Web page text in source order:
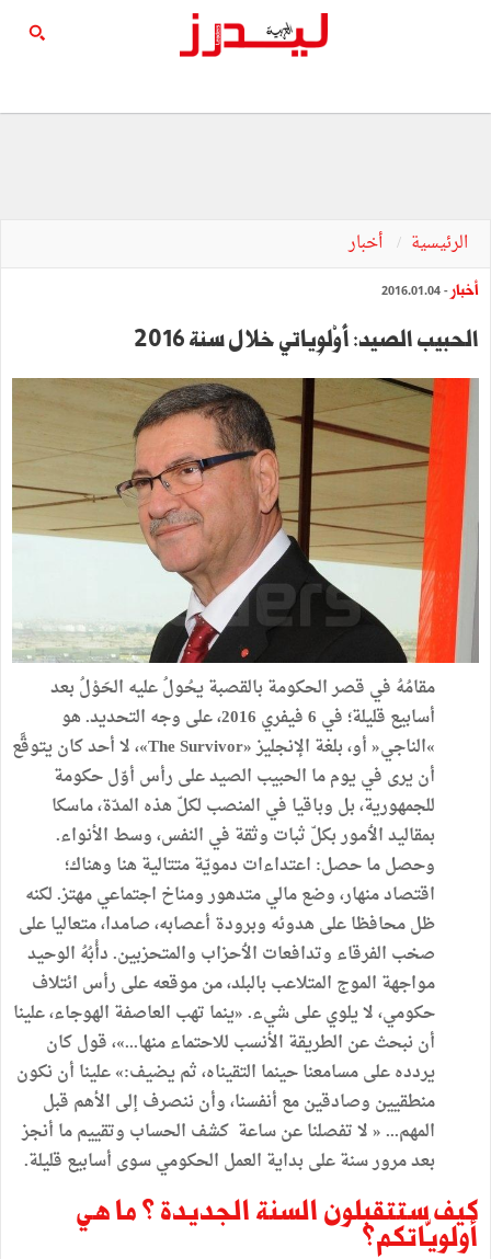
الرئيسية أخبار
أخبار - 2016.01.04
الحبيب الصيد: أًوْلوِياتي خلال سنة 2016
مقامُهُ في قصر الحكومة بالقصبة يحُولُ عليه الحَوْلُ بعد
أسابيع قليلة؛ في 6 فيفري 2016، على وجه التحديد. هو
»الناجي« أو، بلغة الإنجليز «The Survivor»، لا أحد كان يتوقَّع
أن يرى في يوم ما الحبيب الصيد على رأس أوّل حكومة
للجمهورية، بل وباقيا في المنصب لكلّ هذه المدّة، ماسكا
بمقاليد الٲمور بكلّ ثبات وثقة في النفس، وسط الأنواء.
وحصل ما حصل: اعتداءات دمويّة متتالية هنا وهناك؛
اقتصاد منهار، وضع مالي متدهور ومناخ اجتماعي مهتز. لكنه
ظل محافظا على هدوئه وبرودة أعصابه، صامدا، متعاليا على
صخب الفرقاء وتدافعات الٲحزاب والمتحزبين. دأْبُهُ الوحيد
مواجهة الموج المتلاعب بالبلد، من موقعه على رأس ائتلاف
حكومي، لا يلوي على شيء. «ينما تهب العاصفة الهوجاء، علينا
أن نبحث عن الطريقة الأنسب للاحتماء منها...»، قول كان
يردده على مسامعنا حينما التقيناه، ثم يضيف:» علينا أن نكون
منطقيين وصادقين مع أنفسنا، وأن ننصرف إلى الأهم قبل
المهم... « لا تفصلنا عن ساعة كشف الحساب وتقييم ما أنجز
بعد مرور سنة على بداية العمل الحكومي سوى أسابيع قليلة.
كيف ستتقبلون السنة الجديدة ؟ ما هي
أولويّاتكم؟